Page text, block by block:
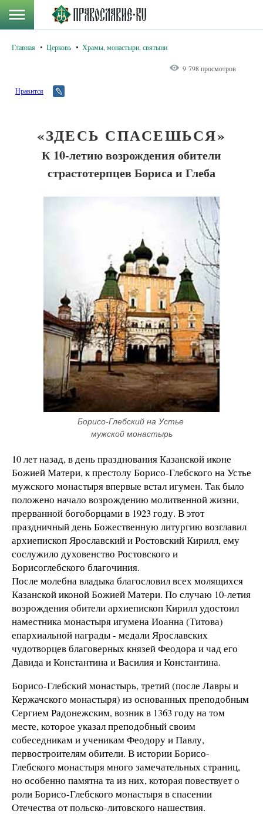
Главная Церковь Храмы, монастыри, святыни
9 798 просмотров
Нравится
«ЗДЕСЬ СПАСЕШЬСЯ»
К 10-летию возрождения обители
страстотерпцев Бориса и Глеба
Борисо-Глебский на Устье
мужской монастырь
10 лет назад, в день празднования Казанской иконе
Божией Матери, к престолу Борисо-Глебского на Устье
мужского монастыря впервые встал игумен. Так было
положено начало возрождению молитвенной жизни,
прерванной богоборцами в 1923 году. В этот
праздничный день Божественную литургию возглавил
архиепископ Ярославский и Ростовский Кирилл, ему
сослужило духовенство Ростовского и
Борисоглебского благочиния.
После молебна владыка благословил всех молящихся
Казанской иконой Божией Матери. По случаю 10-летия
возрождения обители архиепископ Кирилл удостоил
наместника монастыря игумена Иоанна (Титова)
епархиальной награды - медали Ярославских
чудотворцев благоверных князей Феодора и чад его
Давида и Константина и Василия и Константина.
Борисо-Глебский монастырь, третий (после Лавры и
Кержачского монастыря) из основанных преподобным
Сергием Радонежским, возник в 1363 году на том
месте, которое указал преподобный своим
собеседникам и ученикам Феодору и Павлу,
первостроителям обители. В истории Борисо-
Глебского монастыря много замечательных страниц,
но особенно памятна та из них, которая повествует о
роли Борисо-Глебского монастыря в спасении
Отечества от польско-литовского нашествия.